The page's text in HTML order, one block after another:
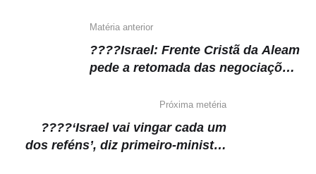
Matéria anterior
????Israel: Frente Cristã da Aleam
pede a retomada das negociações
Próxima metéria
????‘Israel vai vingar cada um
dos reféns’, diz primeiro-ministro